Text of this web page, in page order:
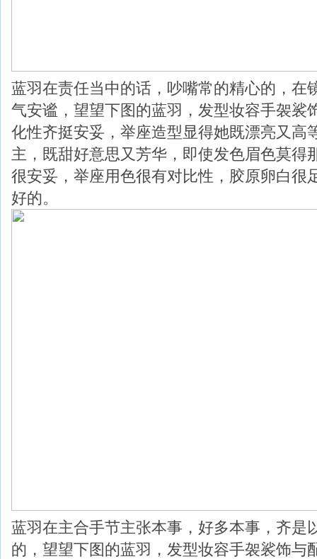
蓝羽在责任当中的话，吵嘴常的精心的，在
气安谧，望望下图的蓝羽，发型妆容手袈裟
化性齐挺安妥，举座造型显得她既漂亮又高
主，既甜好意思又芳华，即使发色眉色莫得
很安妥，举座用色很有对比性，胶原卵白很
好的。
蓝羽在主合手节主张本事，好多本事，齐是
的，望望下图的蓝羽，发型妆容手袈裟饰与